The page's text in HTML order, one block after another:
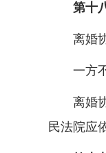
第十
离婚协
一方不
离婚协
民法院应